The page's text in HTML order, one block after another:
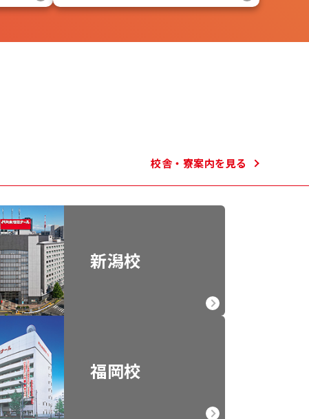
校舎・寮案内を見る
新潟校
福岡校